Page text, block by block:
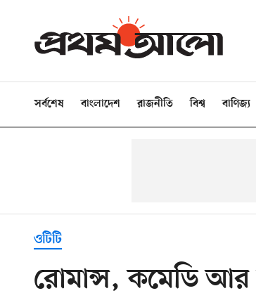
সর্বশেষ বাংলাদেশ রাজনীতি বিশ্ব বাণিজ্য
ওটিটি
রোমান্স, কমেডি আর